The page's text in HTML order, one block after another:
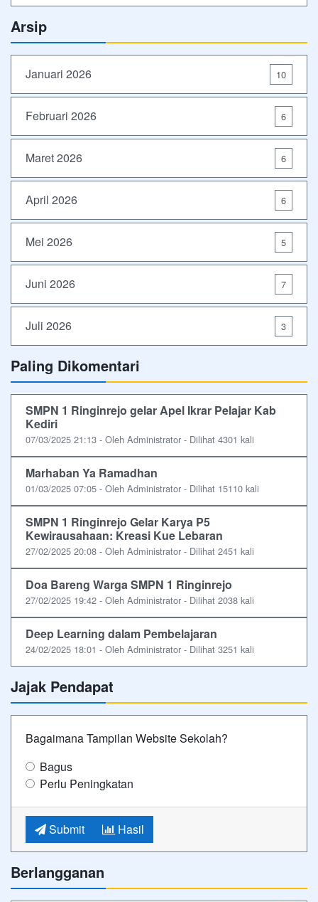
Arsip
Januari 2026 10
Februari 2026 6
Maret 2026 6
April 2026 6
Mei 2026 5
Juni 2026 7
Juli 2026 3
Paling Dikomentari
SMPN 1 Ringinrejo gelar Apel Ikrar Pelajar Kab
Kediri
07/03/2025 21:13 - Oleh Administrator - Dilihat 4301 kali
Marhaban Ya Ramadhan
01/03/2025 07:05 - Oleh Administrator - Dilihat 15110 kali
SMPN 1 Ringinrejo Gelar Karya P5
Kewirausahaan: Kreasi Kue Lebaran
27/02/2025 20:08 - Oleh Administrator - Dilihat 2451 kali
Doa Bareng Warga SMPN 1 Ringinrejo
27/02/2025 19:42 - Oleh Administrator - Dilihat 2038 kali
Deep Learning dalam Pembelajaran
24/02/2025 18:01 - Oleh Administrator - Dilihat 3251 kali
Jajak Pendapat
Bagaimana Tampilan Website Sekolah?
Bagus
Perlu Peningkatan
Submit Hasil
Berlangganan